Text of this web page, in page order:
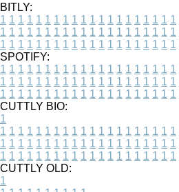
BITLY:
1 1 1 1 1 1 1 1 1 1 1 1 1 1 1 1 1 1 1 1
1 1 1 1 1 1 1 1 1 1 1 1 1 1 1 1 1 1 1 1
1 1 1 1 1 1 1 1 1 1 1 1 1 1 1 1 1 1 1 1
SPOTIFY:
1 1 1 1 1 1 1 1 1 1 1 1 1 1 1 1 1 1 1 1
1 1 1 1 1 1 1 1 1 1 1 1 1 1 1 1 1 1 1 1
1 1 1 1 1 1 1 1 1 1 1 1 1 1 1 1 1 1 1 1
CUTTLY BIO:
1
1 1 1 1 1 1 1 1 1 1 1 1 1 1 1 1 1 1 1 1
1 1 1 1 1 1 1 1 1 1 1 1 1 1 1 1 1 1 1 1
1 1 1 1 1 1 1 1 1 1 1 1 1 1 1 1 1 1 1 1
CUTTLY OLD:
1